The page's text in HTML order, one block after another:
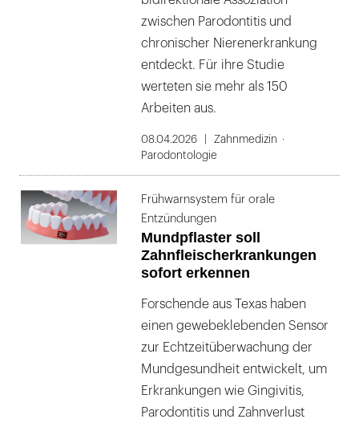
zwischen Parodontitis und
chronischer Nierenerkrankung
entdeckt. Für ihre Studie
werteten sie mehr als 150
Arbeiten aus.
08.04.2026
Zahnmedizin
Parodontologie
Frühwarnsystem für orale
Entzündungen
Mundpflaster soll
Zahnfleischerkrankungen
sofort erkennen
Forschende aus Texas haben
einen gewebeklebenden Sensor
zur Echtzeitüberwachung der
Mundgesundheit entwickelt, um
Erkrankungen wie Gingivitis,
Parodontitis und Zahnverlust